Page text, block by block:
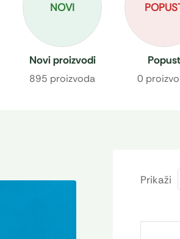
NOVI
Novi proizvodi
895 proizvoda
Popust
0
Prikaži